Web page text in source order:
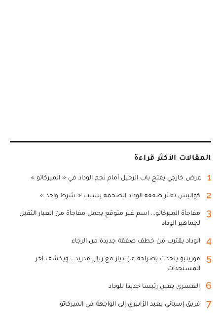
المقالات الأكثر قراءة
1 عرض خارجي يفتح باب الرحيل أمام نجم الوداد في « الميركاتو »
2 كواليس تعثر صفقة الوداد الضخمة بسبب « شرط واحد »
3
مفاجأة الميركاتو... اسم غير متوقع يحمل مفاجأة من العيار الثقيل
لجماهير الوداد
4 الوداد يقترب من خطف صفقة جديدة من الرجاء
5
مورينيو يتحدث بصراحة عن دياز مع ريال مدريد... ويكشف آخر
المستجدات
6 العسري يعين رئيسا جديدا للوداد
7 فريق إسباني يعيد الزابيري إلى الواجهة في الميركاتو